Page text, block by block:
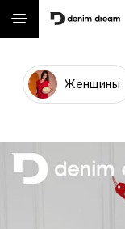
Женщины